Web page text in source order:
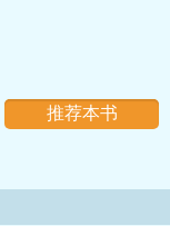
推荐本书